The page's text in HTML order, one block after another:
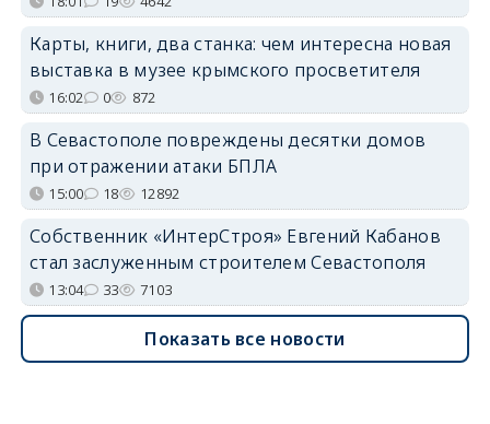
Карты, книги, два станка: чем интересна новая
выставка в музее крымского просветителя
16:02 0 872
В Севастополе повреждены десятки домов
при отражении атаки БПЛА
15:00 18 12892
Собственник «ИнтерСтроя» Евгений Кабанов
стал заслуженным строителем Севастополя
13:04 33 7103
Показать все новости